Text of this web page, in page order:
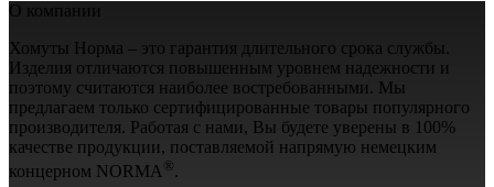
О компании
Хомуты Норма – это гарантия длительного срока службы.
Изделия отличаются повышенным уровнем надежности и
поэтому считаются наиболее востребованными. Мы
предлагаем только сертифицированные товары популярного
производителя. Работая с нами, Вы будете уверены в 100%
качестве продукции, поставляемой напрямую немецким
концерном NORMA ®.